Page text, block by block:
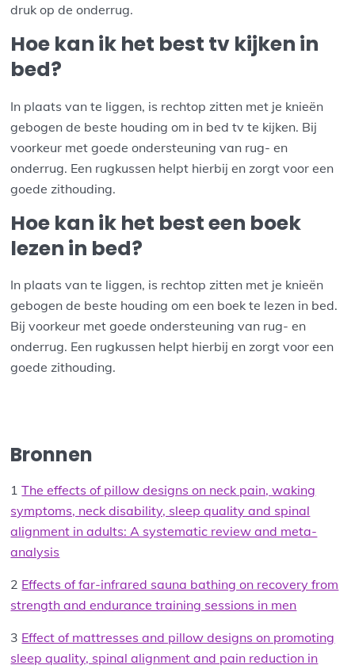
druk op de onderrug.
Hoe kan ik het best tv kijken in
bed?
In plaats van te liggen, is rechtop zitten met je knieën
gebogen de beste houding om in bed tv te kijken. Bij
voorkeur met goede ondersteuning van rug- en
onderrug. Een rugkussen helpt hierbij en zorgt voor een
goede zithouding.
Hoe kan ik het best een boek
lezen in bed?
In plaats van te liggen, is rechtop zitten met je knieën
gebogen de beste houding om een boek te lezen in bed.
Bij voorkeur met goede ondersteuning van rug- en
onderrug. Een rugkussen helpt hierbij en zorgt voor een
goede zithouding.
Bronnen
1 The effects of pillow designs on neck pain, waking
symptoms, neck disability, sleep quality and spinal
alignment in adults: A systematic review and meta-
analysis
2 Effects of far-infrared sauna bathing on recovery from
strength and endurance training sessions in men
3 Effect of mattresses and pillow designs on promoting
sleep quality, spinal alignment and pain reduction in